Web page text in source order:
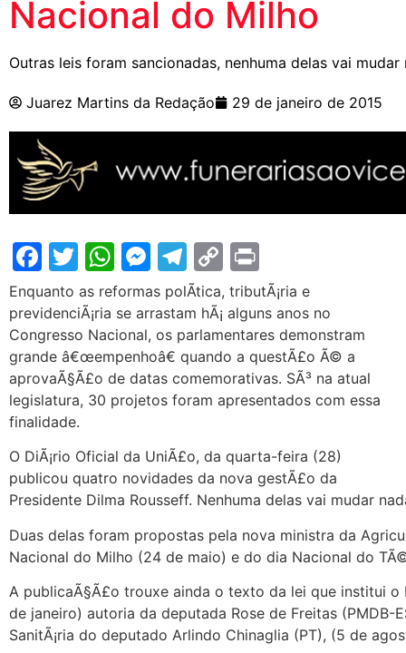
Nacional do Milho
Outras leis foram sancionadas, nenhuma delas vai
Juarez Martins da Redação 29 de janeiro de 2015
Facebook
Twitter
WhatsApp
Messenger
Telegram
Copy
Link
Enquanto as reformas polÃ­tica, tributÃ¡ria e
previdenciÃ¡ria se arrastam hÃ¡ alguns anos no
Congresso Nacional, os parlamentares demonstram
grande â€œempenhoâ€ quando a questÃ£o Ã© a
aprovaÃ§Ã£o de datas comemorativas. SÃ³ na atual
legislatura, 30 projetos foram apresentados com essa
finalidade.
O DiÃ¡rio Oficial da UniÃ£o, da quarta-feira (28)
publicou quatro novidades da nova gestÃ£o da
Presidente Dilma Rousseff. Nenhuma delas vai mudar
Duas delas foram propostas pela nova ministra da
Nacional do Milho (24 de maio) e do dia Nacional do
A publicaÃ§Ã£o trouxe ainda o texto da lei que institui
de janeiro) autoria da deputada Rose de Freitas (PMDB-
SanitÃ¡ria do deputado Arlindo Chinaglia (PT), (5 de